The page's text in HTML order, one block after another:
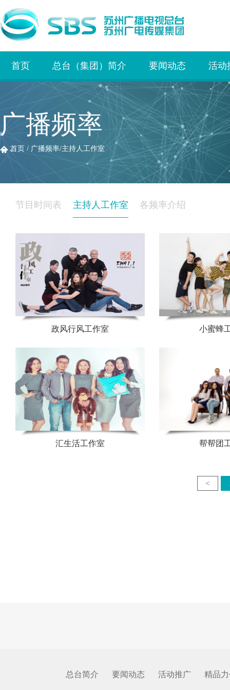
首页 总台（集团）简介 要闻动态 活动
广播频率
首页 / 广播频率/主持人工作室
节目时间表 主持人工作室 各频率介绍
政风行风工作室 小蜜蜂
汇生活工作室 帮帮团
<
总台简介 要闻动态 活动推广 精品